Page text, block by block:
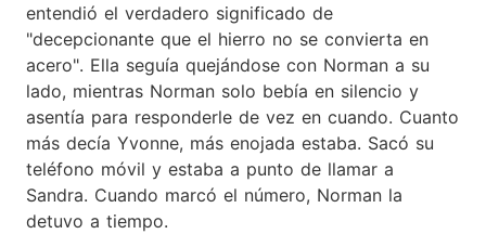
entendió el verdadero significado de
"decepcionante que el hierro no se convierta en
acero". Ella seguía quejándose con Norman a su
lado, mientras Norman solo bebía en silencio y
asentía para responderle de vez en cuando. Cuanto
más decía Yvonne, más enojada estaba. Sacó su
teléfono móvil y estaba a punto de llamar a
Sandra. Cuando marcó el número, Norman la
detuvo a tiempo.